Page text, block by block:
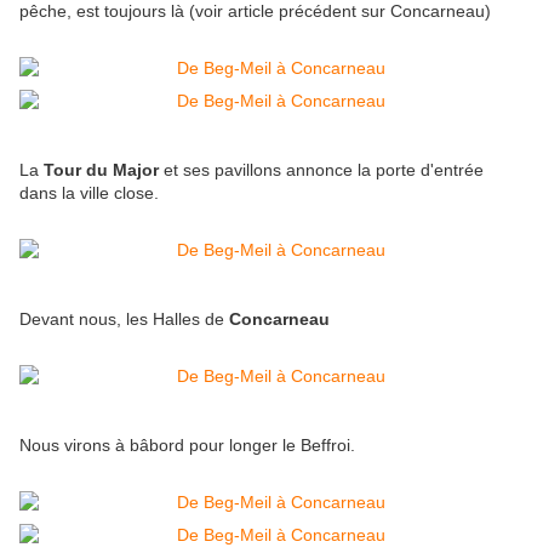
pêche, est toujours là (voir article précédent sur Concarneau)
La Tour du Majoret ses pavillons annonce la porte d'entrée
dans la ville close.
Devant nous, les Halles de Concarneau
Nous virons à bâbord pour longer le Beffroi.